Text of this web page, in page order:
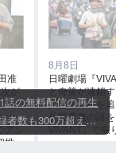
准
が
で
ャ
アシ
挑
8月8日
日曜劇場『
と奇策が連鎖
人物・新庄を
長野専務の謎
VIVANT」で振
話の無料配信の再生
者数も300万超えで
話を放送!!